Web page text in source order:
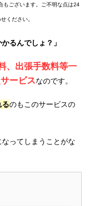
ございます。ご不明な点は24
ください。
るんでしょ？」
、出張手数料等一
ービスなのです。
のもこのサービスの
ってしまうことがな